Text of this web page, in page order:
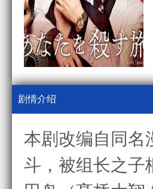
剧情介绍
本剧改编自同名
斗，被组长之子